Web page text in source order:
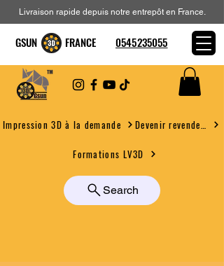
Impression 3D à la demande
Formations LV3D
Search
Livraison rapide depuis notre entrepôt en France.
GSUN FRANCE 0545235055